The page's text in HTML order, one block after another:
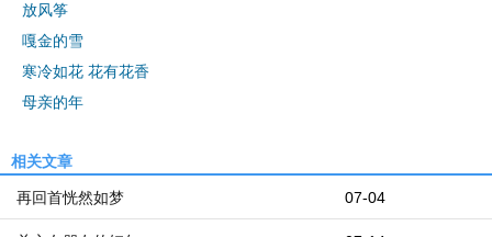
放风筝
嘎金的雪
寒冷如花 花有花香
母亲的年
相关文章
07-04
再回首恍然如梦